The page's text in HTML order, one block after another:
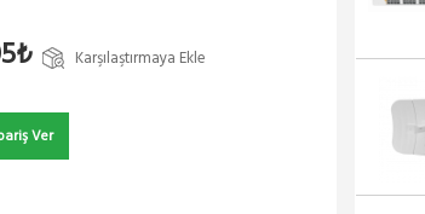
Karşılaştırmaya Ekle
Ver